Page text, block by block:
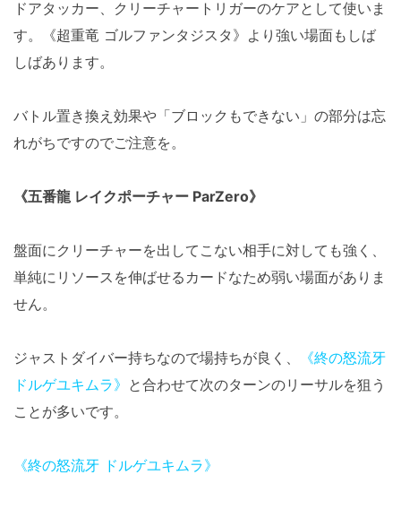
ドアタッカー、クリーチャートリガーのケアとして使いま
す。《超重竜 ゴルファンタジスタ》より強い場面もしば
しばあります。
バトル置き換え効果や「ブロックもできない」の部分は忘
れがちですのでご注意を。
《五番龍 レイクポーチャー ParZero》
盤面にクリーチャーを出してこない相手に対しても強く、
単純にリソースを伸ばせるカードなため弱い場面がありま
せん。
ジャストダイバー持ちなので場持ちが良く、
《終の怒流牙
ドルゲユキムラ》 と合わせて次のターンのリーサルを狙う
ことが多いです。
《終の怒流牙 ドルゲユキムラ》